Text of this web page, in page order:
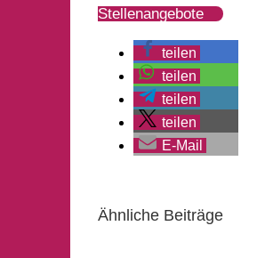
Stellenangebote
teilen
teilen
teilen
teilen
E-Mail
Ähnliche Beiträge